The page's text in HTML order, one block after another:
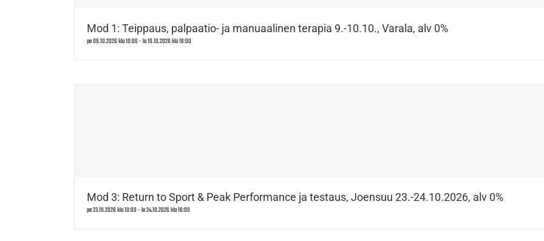
Mod 1: Teippaus, palpaatio- ja manuaalinen terapia 9.-10.10., Varala, alv 0%
pe 09.10.2026 klo 10:00-la 10.10.2026 klo 16:00
Mod 3: Return to Sport & Peak Performance ja testaus, Joensuu 23.-24.10.2026, alv 0%
pe 23.10.2026 klo 10:00-la 24.10.2026 klo 16:00